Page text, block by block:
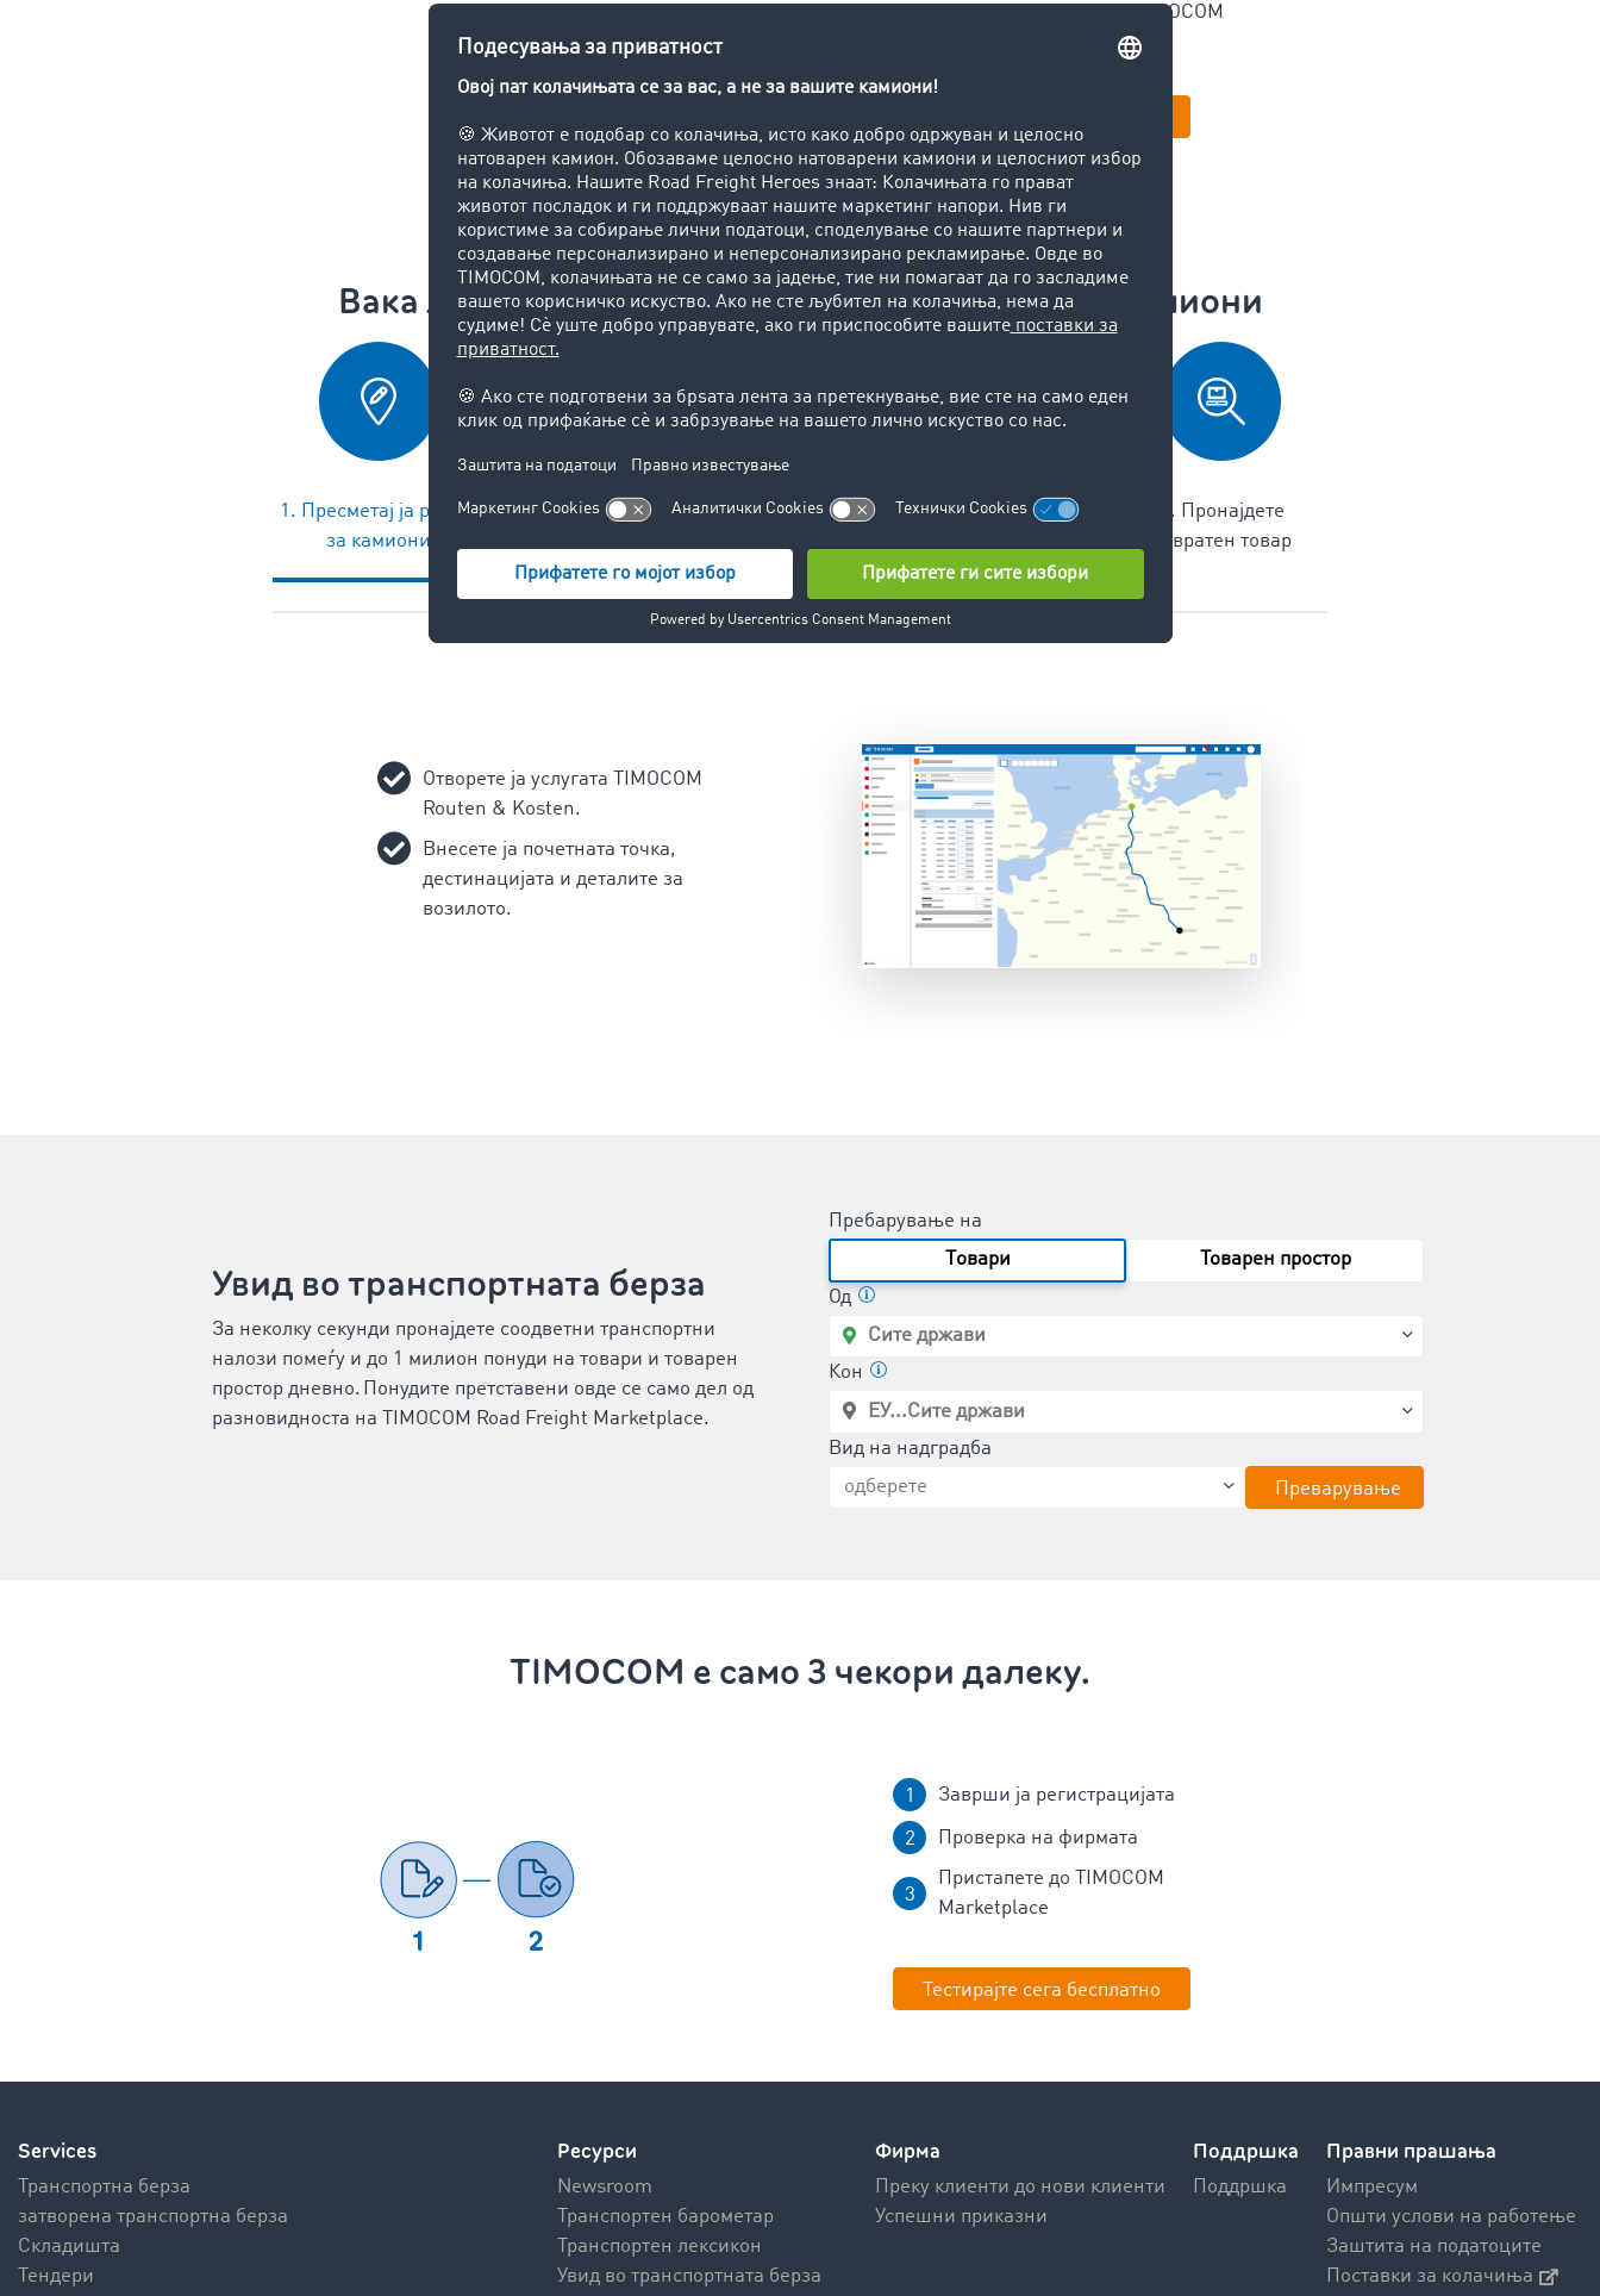
рути годишно според TIMOCOM
Вака лесно функционирапланерот на рути за камиони
1. Пресметај ја рутата
за камиони
2. Преглед на
3. Пресметајте ги
4. Оптимизирајте го
рутата за камиони
5. Пронајдете
повратен товар
Отворете ја услугата TIMOCOM
Routen & Kosten.
Внесете ја почетната точка,
дестинацијата и деталите за
возилото.
Увид во транспортната берза
За неколку секунди пронајдете соодветни транспортни
налози помеѓу и до 1 милион понуди на товари и товарен
простор дневно. Понудите претставени овде се само дел од
разновидноста на TIMOCOM Road Freight Marketplace.
Пребарување на
Tовари
Товарен простор
Од
Кон
Вид на надградба
Преварување
TIMOCOM е само 3 чекори далеку.
Заврши ја регистрацијата
Проверка на фирмата
Пристапете до TIMOCOM
Marketplace
Тестирајте сега бесплатно
Services
Транспортна берза
затворена транспортна берза
Складишта
Тендери
Ресурси
Newsroom
Транспортен барометар
Транспортен лексикон
Увид во транспортната берза
Фирма
Преку клиенти до нови клиенти
Успешни приказни
Поддршка
Поддршка
Правни прашања
Импресум
Општи услови на работење
Заштита на податоците
Поставки за колачиња